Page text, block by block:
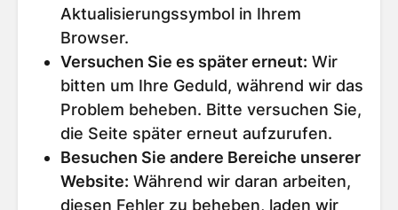
Aktualisierungssymbol in Ihrem
Browser.
Versuchen Sie es später erneut: Wir
bitten um Ihre Geduld, während wir das
Problem beheben. Bitte versuchen Sie,
die Seite später erneut aufzurufen.
Besuchen Sie andere Bereiche unserer
Website: Während wir daran arbeiten,
diesen Fehler zu beheben, laden wir